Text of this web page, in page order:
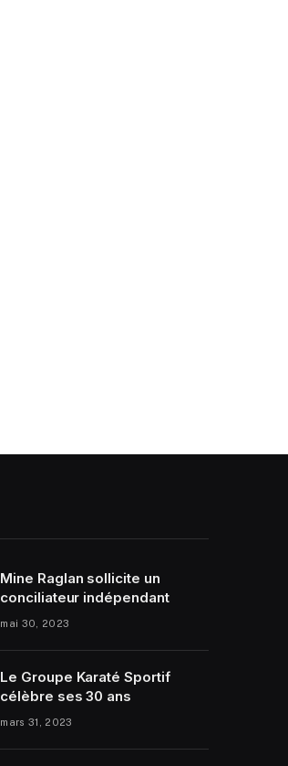
Mine Raglan sollicite un
conciliateur indépendant
mai 30, 2023
Le Groupe Karaté Sportif
célèbre ses 30 ans
mars 31, 2023